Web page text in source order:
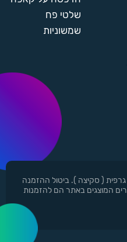
שלטי פח
שמשוניות
גרפית ( סקיצה ). ביטול ההזמנה
המוצגים באתר הם להזמנות